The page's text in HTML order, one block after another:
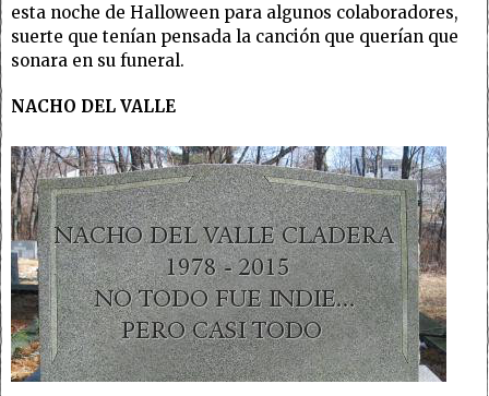
esta noche de Halloween para algunos colaboradores,
suerte que tenían pensada la canción que querían que
sonara en su funeral.
NACHO DEL VALLE